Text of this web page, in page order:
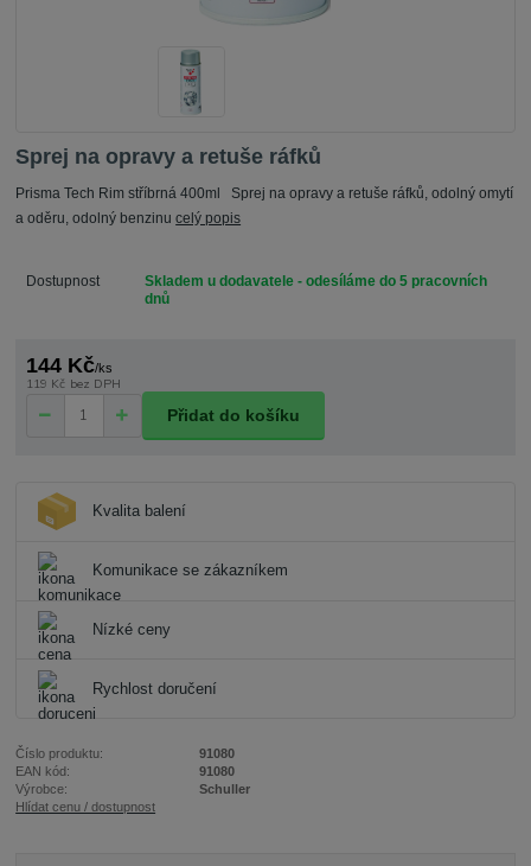
Sprej na opravy a retuše ráfků
Prisma Tech Rim stříbrná 400ml Sprej na opravy a retuše ráfků, odolný omytí
a oděru, odolný benzinucelý popis
Dostupnost
Skladem u dodavatele - odesíláme do 5 pracovních
dnů
144 Kč/ks
119 Kč bez DPH
Přidat do košíku
Kvalita balení
Komunikace se zákazníkem
Nízké ceny
Rychlost doručení
Číslo produktu:
91080
EAN kód:
91080
Výrobce:
Schuller
Hlídat cenu / dostupnost